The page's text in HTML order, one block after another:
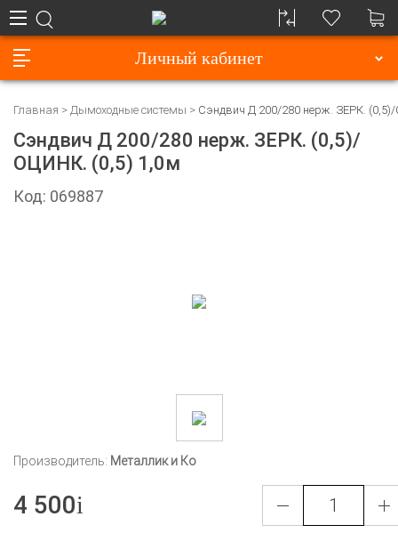
Личный кабинет
Главная Дымоходные системы Сэндвич Д 200/280 нерж. ЗЕРК.
Сэндвич Д 200/280 нерж. ЗЕРК. (0,5)/
ОЦИНК. (0,5) 1,0м
Код: 069887
Производитель: Металлик и Ко
4 500